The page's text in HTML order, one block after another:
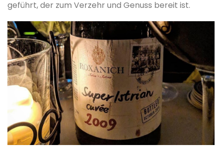
geführt, der zum Verzehr und Genuss bereit ist.